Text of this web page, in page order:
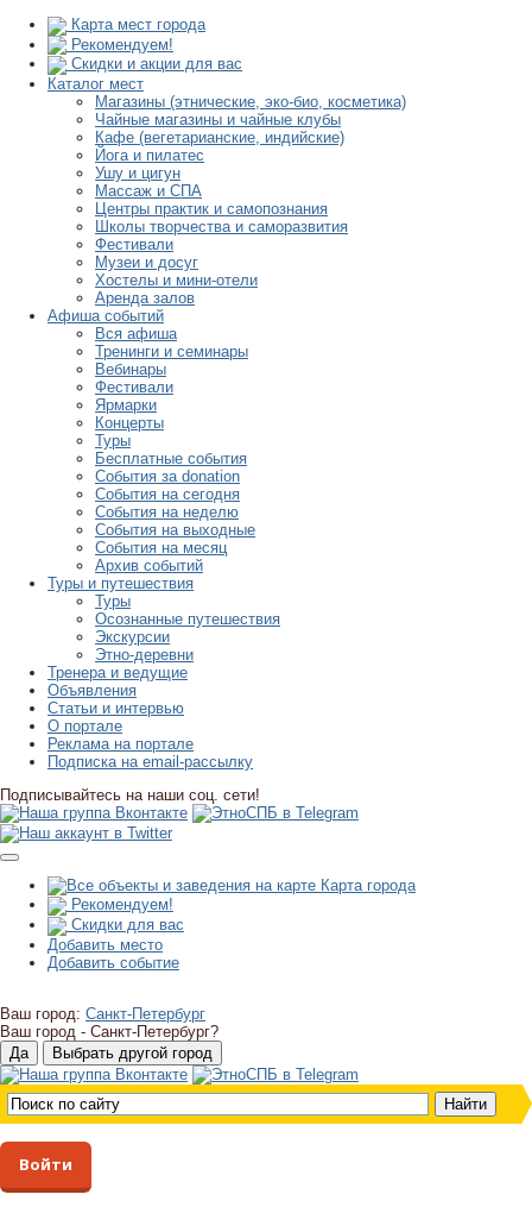
Карта мест города
Рекомендуем!
Скидки и акции для вас
Каталог мест
Магазины (этнические, эко-био, косметика)
Чайные магазины и чайные клубы
Кафе (вегетарианские, индийские)
Йога и пилатес
Ушу и цигун
Массаж и СПА
Центры практик и самопознания
Школы творчества и саморазвития
Фестивали
Музеи и досуг
Хостелы и мини-отели
Аренда залов
Афиша событий
Вся афиша
Тренинги и семинары
Вебинары
Фестивали
Ярмарки
Концерты
Туры
Бесплатные события
События за donation
События на сегодня
События на неделю
События на выходные
События на месяц
Архив событий
Туры и путешествия
Туры
Осознанные путешествия
Экскурсии
Этно-деревни
Тренера и ведущие
Объявления
Статьи и интервью
О портале
Реклама на портале
Подписка на email-рассылку
Подписывайтесь на наши соц. сети!
Карта города
Рекомендуем!
Скидки для вас
Добавить место
Добавить событие
Ваш город: Санкт-Петербург
Ваш город - Санкт-Петербург?
Войти